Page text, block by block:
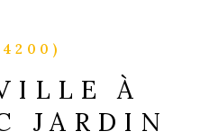
À
JARDIN